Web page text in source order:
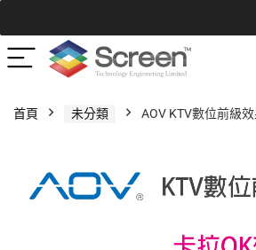
首頁 未分類 AOV KTV數位前級